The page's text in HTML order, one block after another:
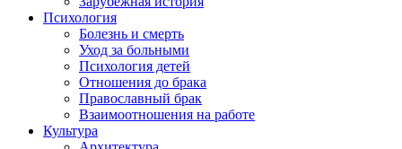
Психология
Болезнь и смерть
Уход за больными
Психология детей
Отношения до брака
Православный брак
Взаимоотношения на работе
Культура